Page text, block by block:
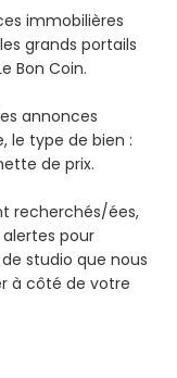
immobilières
grands portails
Bon Coin.
annonces
le type de bien :
de prix.
recherchés/ées,
pour
studio que nous
à côté de votre